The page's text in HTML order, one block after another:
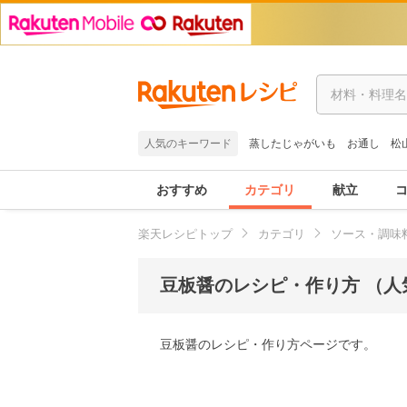
人気のキーワード 蒸したじゃがいも お通し 松
おすすめ カテゴリ 献立
楽天レシピトップ カテゴリ ソース・調味
豆板醤のレシピ・作り方 （人
豆板醤のレシピ・作り方ページです。